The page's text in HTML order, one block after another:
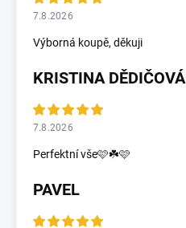
7.8.2026
Výborná koupě, děkuji
KRISTINA DĚDIČOVÁ
7.8.2026
Perfektní vše🩷☘️🩷
PAVEL